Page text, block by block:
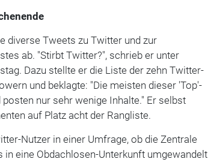
diverse Tweets zu Twitter und zur
ab. "Stirbt Twitter?", schrieb er unter
Dazu stellte er die Liste der zehn Twitter-
und beklagte: "Die meisten dieser 'Top'-
nur sehr wenige Inhalte." Er selbst
auf Platz acht der Rangliste.
Nutzer in einer Umfrage, ob die Zentrale
in eine Obdachlosen-Unterkunft umgewandelt